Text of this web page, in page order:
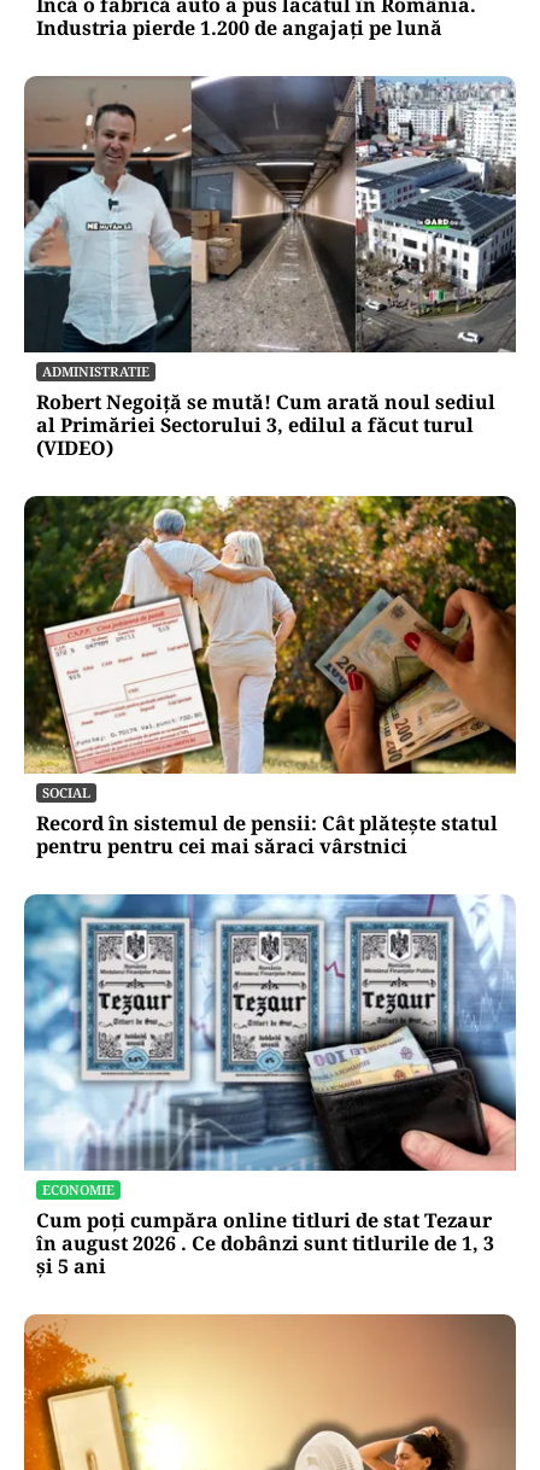
Industria pierde 1.200 de angajați pe lună
ADMINISTRATIE
Robert Negoiță se mută! Cum arată noul sediul
al Primăriei Sectorului 3, edilul a făcut turul
(VIDEO)
SOCIAL
Record în sistemul de pensii: Cât plătește statul
pentru pentru cei mai săraci vârstnici
ECONOMIE
Cum poți cumpăra online titluri de stat Tezaur
în august 2026 . Ce dobânzi sunt titlurile de 1, 3
și 5 ani